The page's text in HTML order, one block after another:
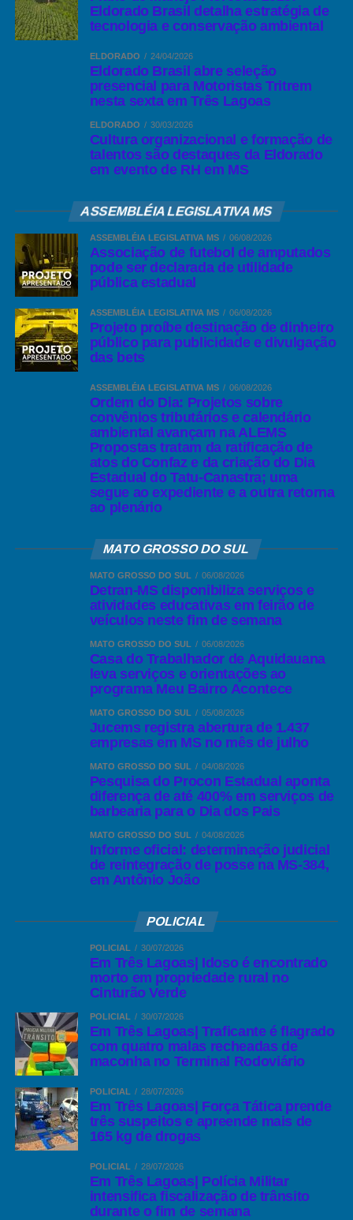
Eldorado Brasil detalha estratégia de
tecnologia e conservação ambiental
ELDORADO 24/04/2026
Eldorado Brasil abre seleção
presencial para Motoristas Tritrem
nesta sexta em Três Lagoas
ELDORADO 30/03/2026
Cultura organizacional e formação de
talentos são destaques da Eldorado
em evento de RH em MS
ASSEMBLÉIA LEGISLATIVA MS
ASSEMBLÉIA LEGISLATIVA MS 06/08/2026
Associação de futebol de amputados
pode ser declarada de utilidade
pública estadual
ASSEMBLÉIA LEGISLATIVA MS 06/08/2026
Projeto proíbe destinação de dinheiro
público para publicidade e divulgação
das bets
ASSEMBLÉIA LEGISLATIVA MS 06/08/2026
Ordem do Dia: Projetos sobre
convênios tributários e calendário
ambiental avançam na ALEMS
Propostas tratam da ratificação de
atos do Confaz e da criação do Dia
Estadual do Tatu-Canastra; uma
segue ao expediente e a outra retorna
ao plenário
MATO GROSSO DO SUL
MATO GROSSO DO SUL 06/08/2026
Detran-MS disponibiliza serviços e
atividades educativas em feirão de
veículos neste fim de semana
MATO GROSSO DO SUL 06/08/2026
Casa do Trabalhador de Aquidauana
leva serviços e orientações ao
programa Meu Bairro Acontece
MATO GROSSO DO SUL 05/08/2026
Jucems registra abertura de 1.437
empresas em MS no mês de julho
MATO GROSSO DO SUL 04/08/2026
Pesquisa do Procon Estadual aponta
diferença de até 400% em serviços de
barbearia para o Dia dos Pais
MATO GROSSO DO SUL 04/08/2026
Informe oficial: determinação judicial
de reintegração de posse na MS-384,
em Antônio João
POLICIAL
POLICIAL 30/07/2026
Em Três Lagoas| Idoso é encontrado
morto em propriedade rural no
Cinturão Verde
POLICIAL 30/07/2026
Em Três Lagoas| Traficante é flagrado
com quatro malas recheadas de
maconha no Terminal Rodoviário
POLICIAL 28/07/2026
Em Três Lagoas| Força Tática prende
três suspeitos e apreende mais de
165 kg de drogas
POLICIAL 28/07/2026
Em Três Lagoas| Polícia Militar
intensifica fiscalização de trânsito
durante o fim de semana